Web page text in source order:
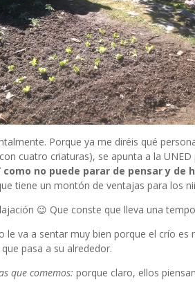
Porque ya me diréis qué
cuatro criaturas), se apunta a la
como no puede parar de pensar y de
tiene un montón de ventajas para los
😉 Que conste que lleva una
le va a sentar muy bien porque el crío
pasa a su alrededor.
que comemos: porque claro, ellos